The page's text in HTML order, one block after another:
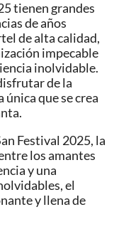
tienen grandes
de años
de alta calidad,
impecable
inolvidable.
de la
que se crea
Festival 2025, la
los amantes
y una
el
y llena de